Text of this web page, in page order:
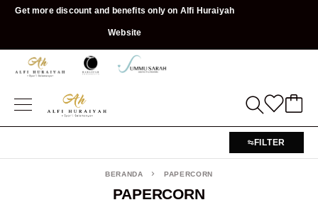
Get more discount and benefits only on Alfi Huraiyah
Website
FILTER
PAPERCORN
BERANDA PAPERCORN